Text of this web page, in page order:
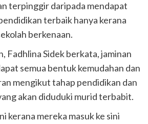
terpinggir daripada mendapat
terbaik hanya kerana
berkenaan.
Fadhlina Sidek berkata, jaminan
semua bentuk kemudahan dan
mengikut tahap pendidikan dan
akan diduduki murid terbabit.
kerana mereka masuk ke sini